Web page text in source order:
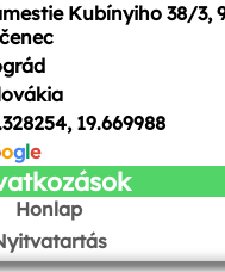
Kubínyiho 38/3,
19.669988
ogle
Honlap